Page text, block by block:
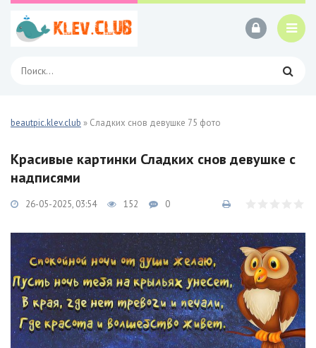
beautpic.klev.club » Сладких снов девушке 75 фото
Красивые картинки Сладких снов девушке с
надписями
26-05-2025, 03:54 152 0